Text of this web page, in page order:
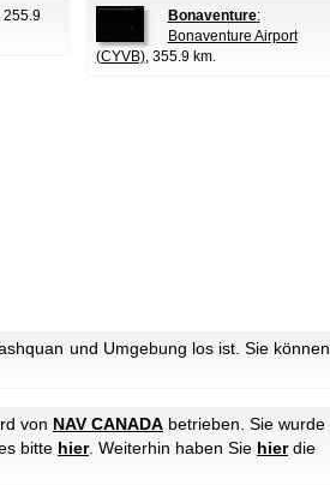
255.9
Bonaventure:
Bonaventure Airport
(CYVB), 355.9 km.
und Umgebung los ist. Sie können
von NAV CANADA betrieben. Sie wurde
bitte hier. Weiterhin haben Sie hierdie